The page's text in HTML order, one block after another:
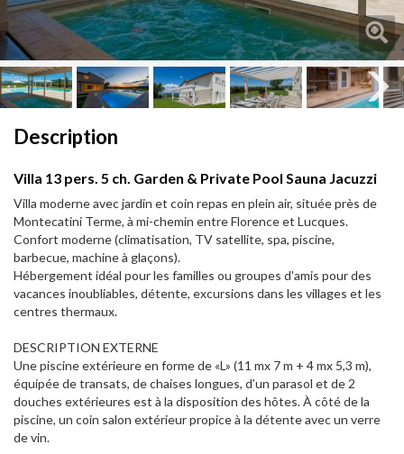
Description
Villa 13 pers. 5 ch. Garden & Private Pool Sauna Jacuzzi
Villa moderne avec jardin et coin repas en plein air, située près de
Montecatini Terme, à mi-chemin entre Florence et Lucques.
Confort moderne (climatisation, TV satellite, spa, piscine,
barbecue, machine à glaçons).
Hébergement idéal pour les familles ou groupes d'amis pour des
vacances inoubliables, détente, excursions dans les villages et les
centres thermaux.
DESCRIPTION EXTERNE
Une piscine extérieure en forme de «L» (11 mx 7 m + 4 mx 5,3 m),
équipée de transats, de chaises longues, d’un parasol et de 2
douches extérieures est à la disposition des hôtes. À côté de la
piscine, un coin salon extérieur propice à la détente avec un verre
de vin.